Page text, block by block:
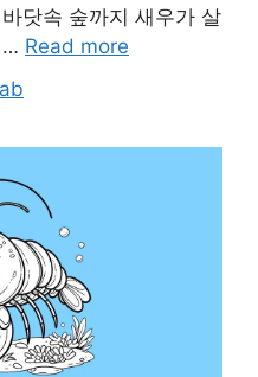
닷속 숲까지 새우가 살
… Read more